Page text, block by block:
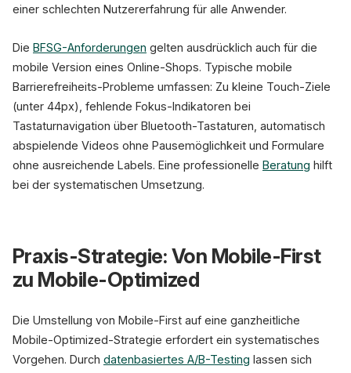
einer schlechten Nutzererfahrung für alle Anwender.
Die BFSG-Anforderungen gelten ausdrücklich auch für die
mobile Version eines Online-Shops. Typische mobile
Barrierefreiheits-Probleme umfassen: Zu kleine Touch-Ziele
(unter 44px), fehlende Fokus-Indikatoren bei
Tastaturnavigation über Bluetooth-Tastaturen, automatisch
abspielende Videos ohne Pausemöglichkeit und Formulare
ohne ausreichende Labels. Eine professionelle Beratung hilft
bei der systematischen Umsetzung.
Praxis-Strategie: Von Mobile-First
zu Mobile-Optimized
Die Umstellung von Mobile-First auf eine ganzheitliche
Mobile-Optimized-Strategie erfordert ein systematisches
Vorgehen. Durch datenbasiertes A/B-Testing lassen sich